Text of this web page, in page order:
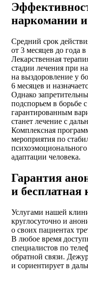
наркомании
Средний срок
от 3 месяцев до года
Лекарственная
стадии лечения при
на выздоровление у
6 месяцев и
Однако
подспорьем в борьбе
гарантированным
станет лечение с
Комплексная
мероприятия по
адаптации человека.
Гарантия
и бесплатная
Услугами нашей
круглосуточно и
о своих пациентах
В любое время
специалистов по
обратной связи.
и сориентирует в